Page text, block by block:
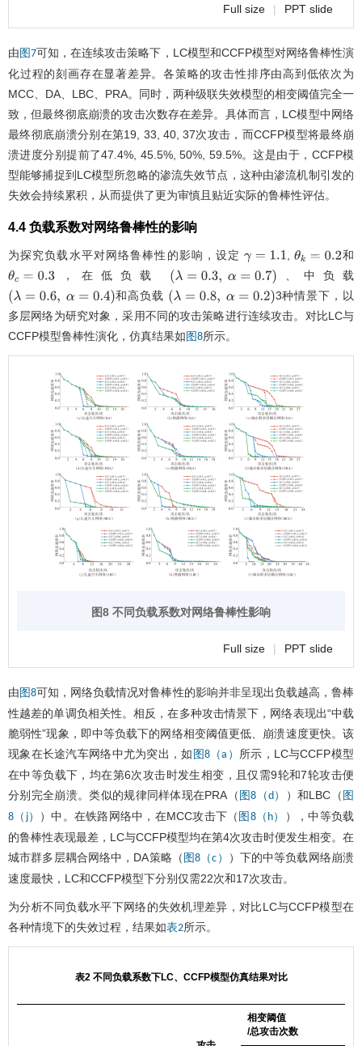
Full size | PPT slide
由 图7可知，在连续攻击策略下，LC模型和CCFP模型对网络鲁棒性演
化过程的刻画存在显著差异。各策略的攻击性排序由高到低依次为
MCC、DA、LBC、PRA。同时，两种级联失效模型的相变阈值完全一
致，但最终彻底崩溃的攻击次数存在差异。具体而言，LC模型中网络
最终彻底崩溃分别在第19, 33, 40, 37次攻击，而CCFP模型将最终崩
溃进度分别提前了47.4%, 45.5%, 50%, 59.5%。这是由于，CCFP模
型能够捕捉到LC模型所忽略的渗流失效节点，这种由渗流机制引发的
失效会持续累积，从而提供了更为审慎且贴近实际的鲁棒性评估。
4.4 负载系数对网络鲁棒性的影响
为探究负载水平对网络鲁棒性的影响，设定 γ=1.1 ,θk =0.2
和
θc =0.3 ，在低负载 (λ= 0.3, α= 0.7 )
、中负载
(λ= 0.6, α= 0.4 ) 和高负载 (λ= 0.8, α= 0.2 )
3种情景下，以
多层网络为研究对象，采用不同的攻击策略进行连续攻击。对比LC与
CCFP模型鲁棒性演化，仿真结果如 图8所示。
图8 不同负载系数对网络鲁棒性影响
Full size | PPT slide
由 图8可知，网络负载情况对鲁棒性的影响并非呈现出负载越高，鲁棒
性越差的单调负相关性。相反，在多种攻击情景下，网络表现出“中载
脆弱性”现象，即中等负载下的网络相变阈值更低、崩溃速度更快。该
现象在长途汽车网络中尤为突出，如 图8（a）所示，LC与CCFP模型
在中等负载下，均在第6次攻击时发生相变，且仅需9轮和7轮攻击便
分别完全崩溃。类似的规律同样体现在PRA（ 图8（d） ）和LBC（ 图
8（j）
）中。在铁路网络中，在MCC攻击下（ 图8（h）
），中等负载
的鲁棒性表现最差，LC与CCFP模型均在第4次攻击时便发生相变。在
城市群多层耦合网络中，DA策略（ 图8（c）
）下的中等负载网络崩溃
速度最快，LC和CCFP模型下分别仅需22次和17次攻击。
为分析不同负载水平下网络的失效机理差异，对比LC与CCFP模型在
各种情境下的失效过程，结果如表2所示。
表2 不同负载系数下LC、CCFP模型仿真结果对比
相变阈值
/总攻击次数